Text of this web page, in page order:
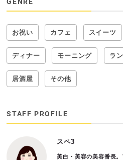
GENRE
お祝い カフェ スイーツ
ディナー モーニング ラ
居酒屋 その他
STAFF PROFILE
スペ3
美白・美容の美容番長